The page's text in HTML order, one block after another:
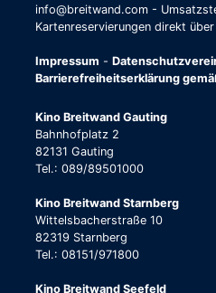
info@breitwand.com -
Kartenreservierungen direkt
Impressum -
Barrierefreiheitserklärung
Kino Breitwand Gauting
Bahnhofplatz 2
82131 Gauting
Tel.: 089/89501000
Kino Breitwand Starnberg
Wittelsbacherstraße 10
82319 Starnberg
Tel.: 08151/971800
Kino Breitwand Seefeld